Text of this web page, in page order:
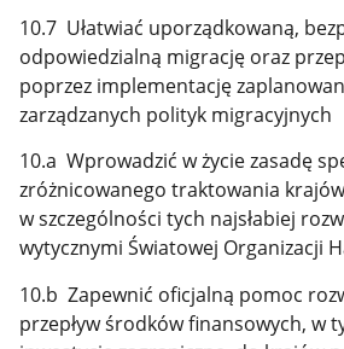
10.7 Ułatwiać uporządkowaną,
odpowiedzialną migrację oraz
poprzez implementację
zarządzanych polityk migracyjnych
10.a Wprowadzić w życie zasadę
zróżnicowanego traktowania
w szczególności tych najsłabiej
wytycznymi Światowej Organizacji
10.b Zapewnić oficjalną pomoc
przepływ środków finansowych, w